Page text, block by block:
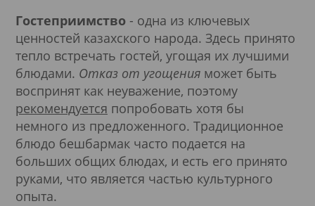
Гостеприимство - одна из ключевых
ценностей казахского народа. Здесь принято
тепло встречать гостей, угощая их лучшими
блюдами. Отказ от угощения может быть
воспринят как неуважение, поэтому
рекомендуется попробовать хотя бы
немного из предложенного. Традиционное
блюдо бешбармак часто подается на
больших общих блюдах, и есть его принято
руками, что является частью культурного
опыта.